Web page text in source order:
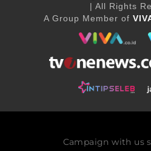
| All Rights
A Group Member of